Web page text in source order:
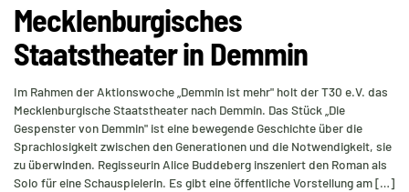
Mecklenburgisches
Staatstheater in Demmin
Im Rahmen der Aktionswoche „Demmin ist mehr" holt der T30 e.V. das
Mecklenburgische Staatstheater nach Demmin. Das Stück „Die
Gespenster von Demmin" ist eine bewegende Geschichte über die
Sprachlosigkeit zwischen den Generationen und die Notwendigkeit, sie
zu überwinden. Regisseurin Alice Buddeberg inszeniert den Roman als
Solo für eine Schauspielerin. Es gibt eine öffentliche Vorstellung am […]